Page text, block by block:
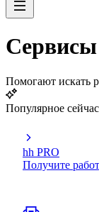
Сервисы
Помогают искать
Популярное сейчас
hh PRO
Получите